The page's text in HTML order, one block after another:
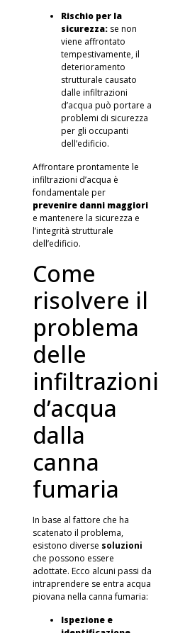
Rischio per la
sicurezza:se non
viene affrontato
tempestivamente, il
deterioramento
strutturale causato
dalle infiltrazioni
d’acqua può portare a
problemi di sicurezza
per gli occupanti
dell’edificio.
Affrontare prontamente le
infiltrazioni d’acqua è
fondamentale per
prevenire danni maggiori
e mantenere la sicurezza e
l’integrità strutturale
dell’edificio.
Come
risolvere il
problema
delle
infiltrazioni
d’acqua
dalla
canna
fumaria
In base al fattore che ha
scatenato il problema,
esistono diverse soluzioni
che possono essere
adottate. Ecco alcuni passi da
intraprendere se entra acqua
piovana nella canna fumaria:
Ispezione e